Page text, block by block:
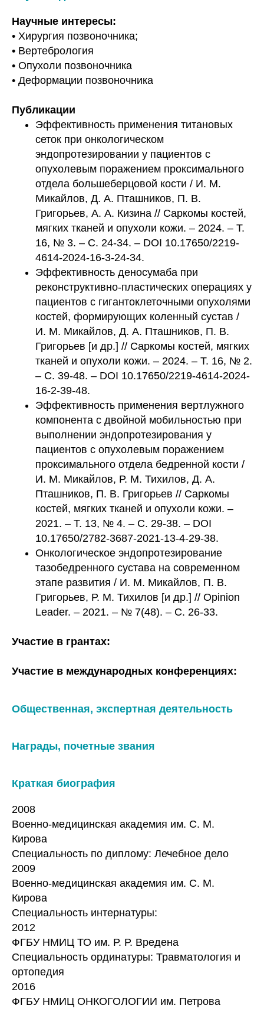
Научные интересы:
• Хирургия позвоночника;
• Вертебрология
• Опухоли позвоночника
• Деформации позвоночника
Публикации
Эффективность применения титановых
сеток при онкологическом
эндопротезировании у пациентов с
опухолевым поражением проксимального
отдела большеберцовой кости / И. М.
Микайлов, Д. А. Пташников, П. В.
Григорьев, А. А. Кизина // Саркомы костей,
мягких тканей и опухоли кожи. – 2024. – Т.
16, № 3. – С. 24-34. – DOI 10.17650/2219-
4614-2024-16-3-24-34.
Эффективность деносумаба при
реконструктивно-пластических операциях у
пациентов с гигантоклеточными опухолями
костей, формирующих коленный сустав /
И. М. Микайлов, Д. А. Пташников, П. В.
Григорьев [и др.] // Саркомы костей, мягких
тканей и опухоли кожи. – 2024. – Т. 16, № 2.
– С. 39-48. – DOI 10.17650/2219-4614-2024-
16-2-39-48.
Эффективность применения вертлужного
компонента с двойной мобильностью при
выполнении эндопротезирования у
пациентов с опухолевым поражением
проксимального отдела бедренной кости /
И. М. Микайлов, Р. М. Тихилов, Д. А.
Пташников, П. В. Григорьев // Саркомы
костей, мягких тканей и опухоли кожи. –
2021. – Т. 13, № 4. – С. 29-38. – DOI
10.17650/2782-3687-2021-13-4-29-38.
Онкологическое эндопротезирование
тазобедренного сустава на современном
этапе развития / И. М. Микайлов, П. В.
Григорьев, Р. М. Тихилов [и др.] // Opinion
Leader. – 2021. – № 7(48). – С. 26-33.
Участие в грантах:
Участие в международных конференциях:
Общественная, экспертная деятельность
Награды, почетные звания
Краткая биография
2008
Военно-медицинская академия им. С. М.
Кирова
Специальность по диплому: Лечебное дело
2009
Военно-медицинская академия им. С. М.
Кирова
Специальность интернатуры:
2012
ФГБУ НМИЦ ТО им. Р. Р. Вредена
Специальность ординатуры: Травматология и
ортопедия
2016
ФГБУ НМИЦ ОНКОГОЛОГИИ им. Петрова